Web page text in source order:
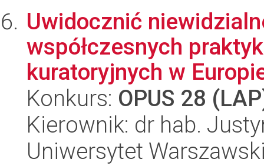
Uwidocznić
współczesnych
kuratoryjnych w
Konkurs: OPUS 28
Kierownik: dr hab.
Uniwersytet